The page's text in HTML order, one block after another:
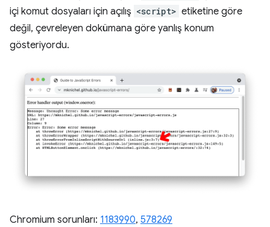
içi komut dosyaları için açılış <script> etiketine göre
değil, çevreleyen dokümana göre yanlış konum
gösteriyordu.
Chromium sorunları: 1183990, ​​ 578269